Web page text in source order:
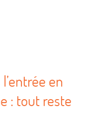
en
: tout reste